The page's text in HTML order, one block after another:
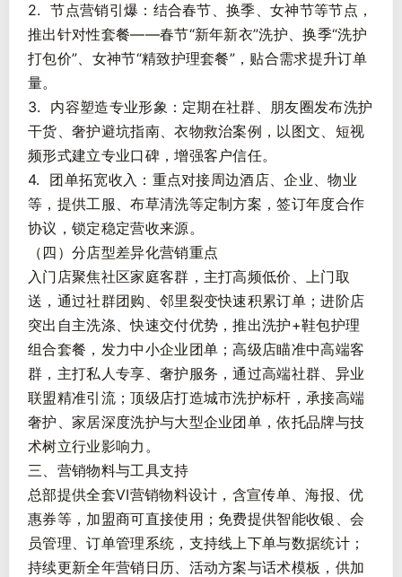
2. 节点营销引爆：结合春节、换季、女神节等节点，
推出针对性套餐——春节“新年新衣”洗护、换季“洗护
打包价”、女神节“精致护理套餐”，贴合需求提升订单
量。
3. 内容塑造专业形象：定期在社群、朋友圈发布洗护
干货、奢护避坑指南、衣物救治案例，以图文、短视
频形式建立专业口碑，增强客户信任。
4. 团单拓宽收入：重点对接周边酒店、企业、物业
等，提供工服、布草清洗等定制方案，签订年度合作
协议，锁定稳定营收来源。
（四）分店型差异化营销重点
入门店聚焦社区家庭客群，主打高频低价、上门取
送，通过社群团购、邻里裂变快速积累订单；进阶店
突出自主洗涤、快速交付优势，推出洗护+鞋包护理
组合套餐，发力中小企业团单；高级店瞄准中高端客
群，主打私人专享、奢护服务，通过高端社群、异业
联盟精准引流；顶级店打造城市洗护标杆，承接高端
奢护、家居深度洗护与大型企业团单，依托品牌与技
术树立行业影响力。
三、营销物料与工具支持
总部提供全套VI营销物料设计，含宣传单、海报、优
惠券等，加盟商可直接使用；免费提供智能收银、会
员管理、订单管理系统，支持线上下单与数据统计；
持续更新全年营销日历、活动方案与话术模板，供加